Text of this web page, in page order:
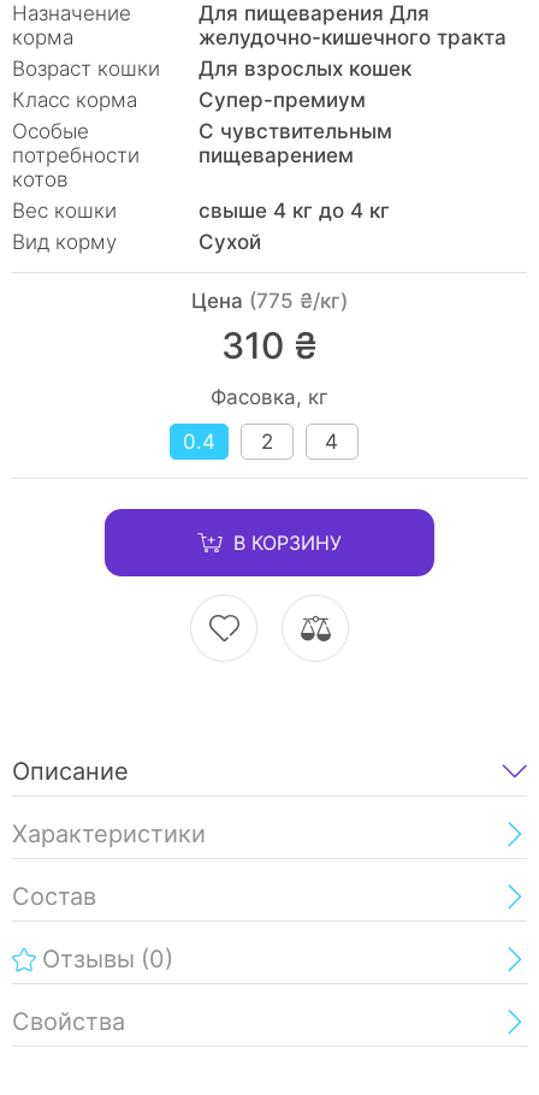
Назначение
корма
Для пищеварения Для
желудочно-кишечного тракта
Возраст кошки
Для взрослых кошек
Класс корма
Супер-премиум
Особые
потребности
котов
С чувствительным
пищеварением
Вес кошки
свыше 4 кг до 4 кг
Вид корму
Сухой
Цена (775 ₴/кг)
310 ₴
Фасовка, кг
0.4
2 4
В КОРЗИНУ
Описание
Характеристики
Состав
Отзывы (0)
Свойства